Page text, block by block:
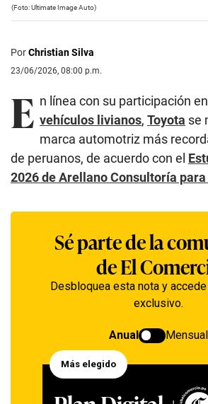
(Foto: Ultimate Image Auto)
PorChristian Silva
23/06/2026, 08:00 p.m.
E n línea con su participación
vehículos livianos, Toyota se
marca automotriz más
de peruanos, de acuerdo con el
2026 de Arellano Consultoría